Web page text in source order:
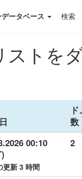
データベース 検索
トを
数
00:10
更新 3 時間
2